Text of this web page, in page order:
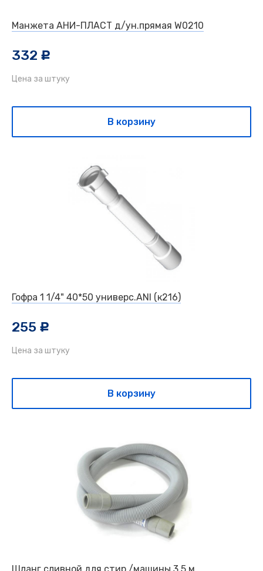
Манжета АНИ-ПЛАСТ д/ун.прямая W0210
332 c
Цена за штуку
В корзину
Гофра 1 1/4" 40*50 универс.ANI (к216)
255 c
Цена за штуку
В корзину